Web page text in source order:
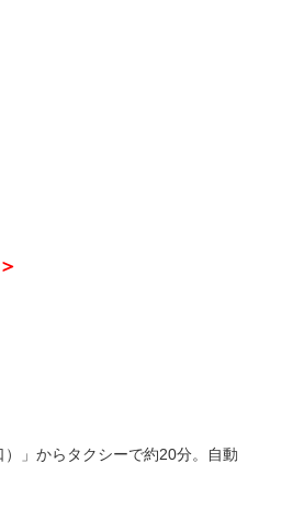
」からタクシーで約20分。自動